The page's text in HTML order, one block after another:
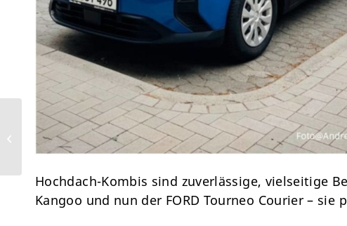
Hochdach-Kombis sind zuverlässige, vielseitige
Kangoo und nun der FORD Tourneo Courier –
30 neue Autos vom
Modell Ford Focus
Kombi in 2025